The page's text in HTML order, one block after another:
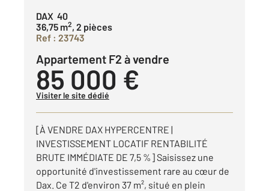
DAX 40
36,75 m2, 2 pièces
Ref : 23743
Appartement F2 à vendre
85 000 €
Visiter le site dédié
[À VENDRE DAX HYPERCENTRE |
INVESTISSEMENT LOCATIF RENTABILITÉ
BRUTE IMMÉDIATE DE 7,5 %] Saisissez une
opportunité d'investissement rare au cœur de
Dax. Ce T2 d'environ 37 m², situé en plein